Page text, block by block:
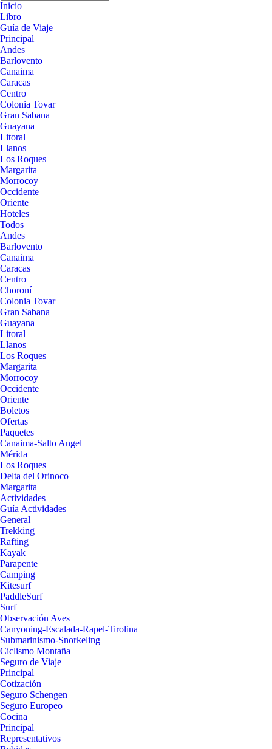
Inicio
Libro
Guía de Viaje
Principal
Andes
Barlovento
Canaima
Caracas
Centro
Colonia Tovar
Gran Sabana
Guayana
Litoral
Llanos
Los Roques
Margarita
Morrocoy
Occidente
Oriente
Hoteles
Todos
Andes
Barlovento
Canaima
Caracas
Centro
Choroní
Colonia Tovar
Gran Sabana
Guayana
Litoral
Llanos
Los Roques
Margarita
Morrocoy
Occidente
Oriente
Boletos
Ofertas
Paquetes
Canaima-Salto Angel
Mérida
Los Roques
Delta del Orinoco
Margarita
Actividades
Guía Actividades
General
Trekking
Rafting
Kayak
Parapente
Camping
Kitesurf
PaddleSurf
Surf
Observación Aves
Canyoning-Escalada-Rapel-Tirolina
Submarinismo-Snorkeling
Ciclismo Montaña
Seguro de Viaje
Principal
Cotización
Seguro Schengen
Seguro Europeo
Cocina
Principal
Representativos